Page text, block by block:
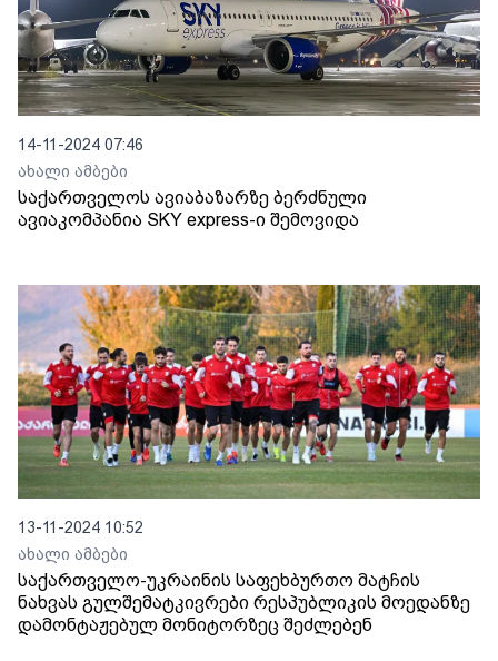
14-11-2024 07:46
ახალი ამბები
საქართველოს ავიაბაზარზე ბერძნული
ავიაკომპანია SKY express-ი შემოვიდა
13-11-2024 10:52
ახალი ამბები
საქართველო-უკრაინის საფეხბურთო მატჩის
ნახვას გულშემატკივრები რესპუბლიკის მოედანზე
დამონტაჟებულ მონიტორზეც შეძლებენ